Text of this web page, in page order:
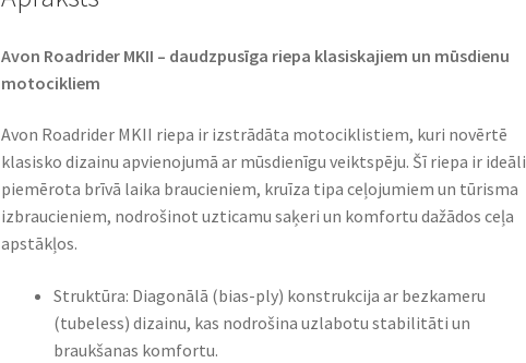
Avon Roadrider MKII – daudzpusīga riepa klasiskajiem un mūsdienu
motocikliem​
Avon Roadrider MKII riepa ir izstrādāta motociklistiem, kuri novērtē
klasisko dizainu apvienojumā ar mūsdienīgu veiktspēju. Šī riepa ir ideāli
piemērota brīvā laika braucieniem, kruīza tipa ceļojumiem un tūrisma
izbraucieniem, nodrošinot uzticamu saķeri un komfortu dažādos ceļa
apstākļos.​
Struktūra: Diagonālā (bias-ply) konstrukcija ar bezkameru
(tubeless) dizainu, kas nodrošina uzlabotu stabilitāti un
braukšanas komfortu.​